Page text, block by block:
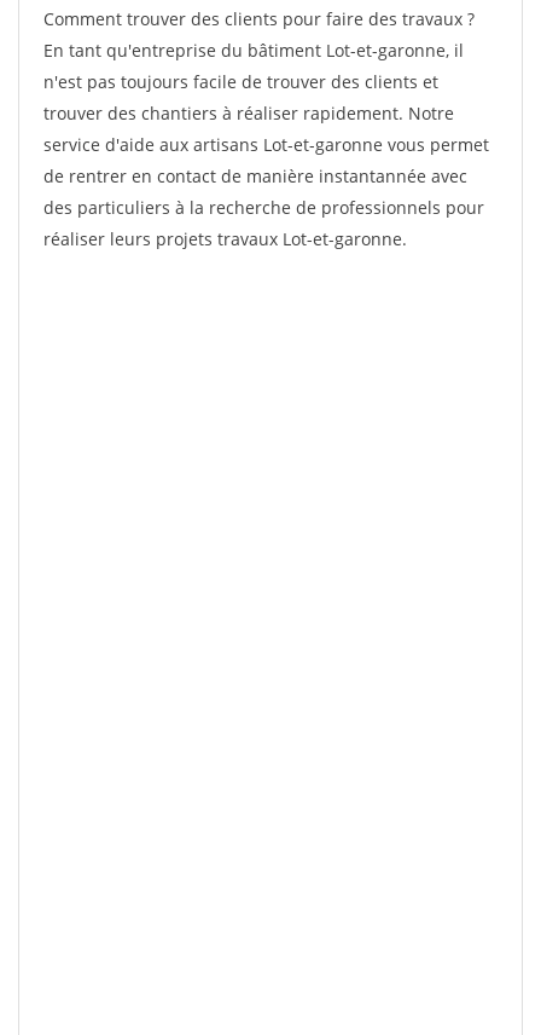
Comment trouver des clients pour faire des travaux ?
En tant qu'entreprise du bâtiment Lot-et-garonne, il
n'est pas toujours facile de trouver des clients et
trouver des chantiers à réaliser rapidement. Notre
service d'aide aux artisans Lot-et-garonne vous permet
de rentrer en contact de manière instantannée avec
des particuliers à la recherche de professionnels pour
réaliser leurs projets travaux Lot-et-garonne.